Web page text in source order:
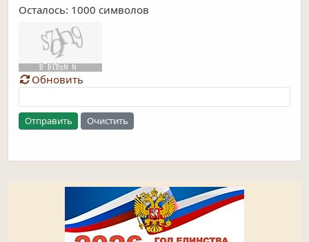
Осталось: 1000 символов
Обновить
Отправить Очистить